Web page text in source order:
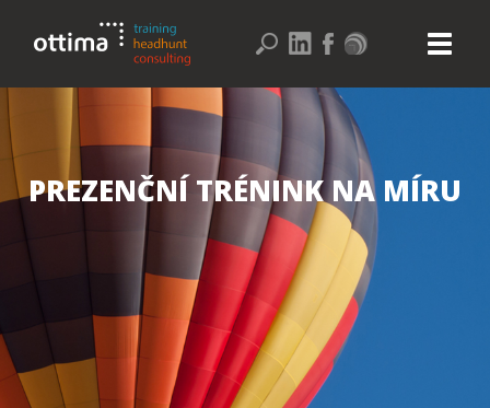
PREZENČNÍ TRÉNINK NA MÍRU